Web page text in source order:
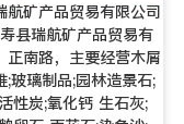
航矿产品贸易有限公司
寿县瑞航矿产品贸易有
正南路，主要经营木屑
;玻璃制品;园林造景石;
性炭;氧化钙 生石灰;